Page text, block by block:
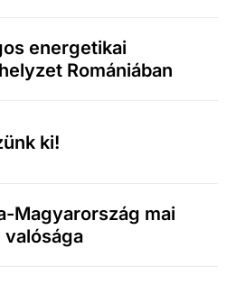
energetikai
Romániában
ki!
Magyarország mai
valósága